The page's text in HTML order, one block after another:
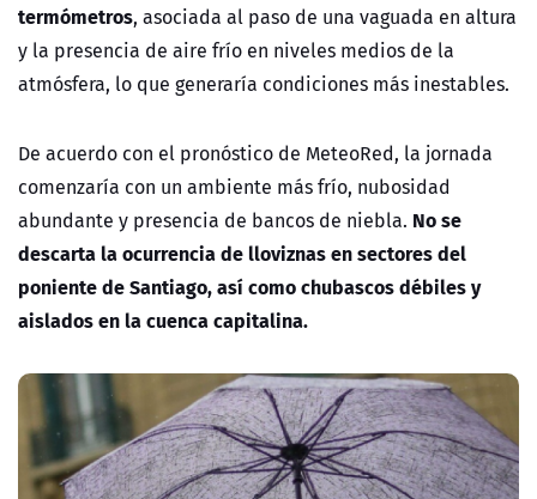
termómetros, asociada al paso de una vaguada en altura
y la presencia de aire frío en niveles medios de la
atmósfera, lo que generaría condiciones más inestables.
De acuerdo con el pronóstico de MeteoRed, la jornada
comenzaría con un ambiente más frío, nubosidad
abundante y presencia de bancos de niebla. No se
descarta la ocurrencia de lloviznas en sectores del
poniente de Santiago, así como chubascos débiles y
aislados en la cuenca capitalina.